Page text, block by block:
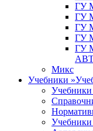
ГУ
ГУ
ГУ
ГУ
ГУ
Микс
Учебники »
Учебники